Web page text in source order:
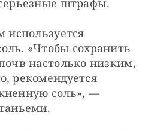
штрафы.
используется
«Чтобы сохранить
настолько низким,
рекомендуется
соль», —